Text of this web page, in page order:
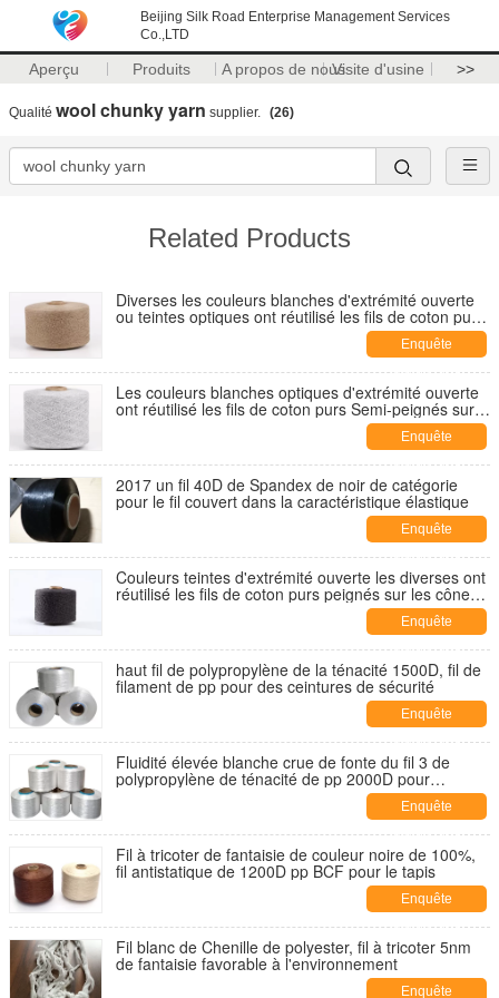
Beijing Silk Road Enterprise Management Services
Co.,LTD
Aperçu Produits A propos de nousVisite d'usine >>
Qualité wool chunky yarn supplier. (26)
Related Products
Diverses les couleurs blanches d'extrémité ouverte
ou teintes optiques ont réutilisé les fils de coton purs
Semi-peignés 10S 21S pour des tissus de tissage
Enquête
maintenant
Les couleurs blanches optiques d'extrémité ouverte
ont réutilisé les fils de coton purs Semi-peignés sur
les cônes 8s-28s pour les machines à tricoter
Enquête
maintenant
2017 un fil 40D de Spandex de noir de catégorie
pour le fil couvert dans la caractéristique élastique
Enquête
maintenant
Couleurs teintes d'extrémité ouverte les diverses ont
réutilisé les fils de coton purs peignés sur les cônes
5S 10S pour des applications de tricotageEnquête
maintenant
haut fil de polypropylène de la ténacité 1500D, fil de
filament de pp pour des ceintures de sécurité
Enquête
maintenant
Fluidité élevée blanche crue de fonte du fil 3 de
polypropylène de ténacité de pp 2000D pour
Enquête
maintenant
Fil à tricoter de fantaisie de couleur noire de 100%,
fil antistatique de 1200D pp BCF pour le tapis
Enquête
maintenant
Fil blanc de Chenille de polyester, fil à tricoter 5nm
de fantaisie favorable à l'environnement
Enquête